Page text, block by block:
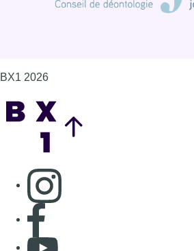
BX1 2026
Consulter page Instagram
Consulter page Facebook
Consulter Youtube